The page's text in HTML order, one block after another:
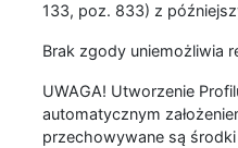
133, poz. 833) z
Brak zgody uniemożliwia
UWAGA! Utworzenie
automatycznym
przechowywane są